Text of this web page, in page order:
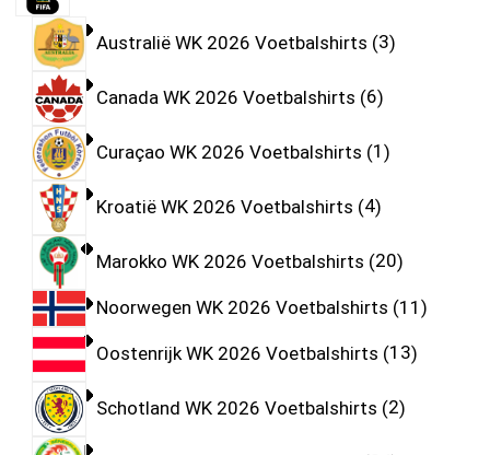
Australië WK 2026 Voetbalshirts 3
Canada WK 2026 Voetbalshirts 6
Curaçao WK 2026 Voetbalshirts 1
Kroatië WK 2026 Voetbalshirts 4
Marokko WK 2026 Voetbalshirts 20
Noorwegen WK 2026 Voetbalshirts 11
Oostenrijk WK 2026 Voetbalshirts 13
Schotland WK 2026 Voetbalshirts 2